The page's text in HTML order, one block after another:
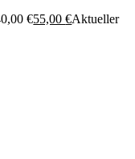
€55,00€Aktueller